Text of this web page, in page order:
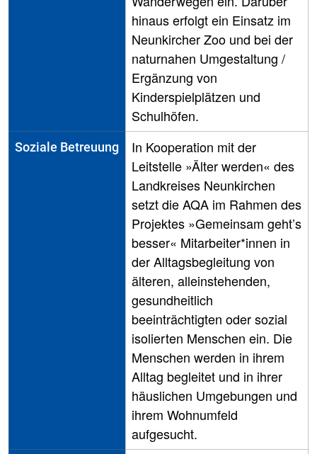
hinaus erfolgt ein Einsatz im
Neunkircher Zoo und bei der
naturnahen Umgestaltung /
Ergänzung von
Kinderspielplätzen und
Schulhöfen.
Soziale Betreuung
In Kooperation mit der
Leitstelle »Älter werden« des
Landkreises Neunkirchen
setzt die AQA im Rahmen des
Projektes »Gemeinsam geht’s
besser« Mitarbeiter*innen in
der Alltagsbegleitung von
älteren, alleinstehenden,
gesundheitlich
beeinträchtigten oder sozial
isolierten Menschen ein. Die
Menschen werden in ihrem
Alltag begleitet und in ihrer
häuslichen Umgebungen und
ihrem Wohnumfeld
aufgesucht.